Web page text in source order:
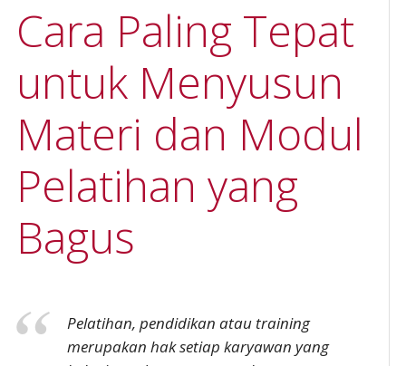
Cara Paling Tepat
untuk Menyusun
Materi dan Modul
Pelatihan yang
Bagus
Pelatihan, pendidikan atau training
merupakan hak setiap karyawan yang